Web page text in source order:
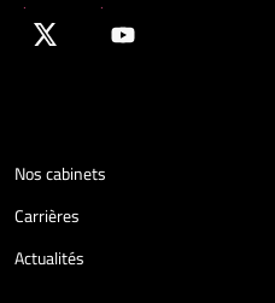
Nos cabinets
Carrières
Actualités